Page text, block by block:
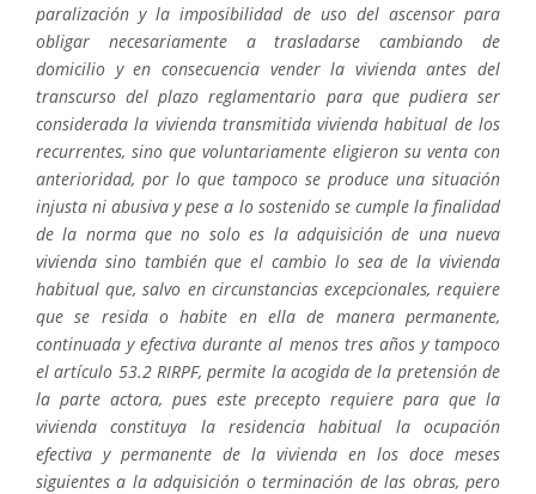
paralización y la imposibilidad de uso del ascensor para
obligar necesariamente a trasladarse cambiando de
domicilio y en consecuencia vender la vivienda antes del
transcurso del plazo reglamentario para que pudiera ser
considerada la vivienda transmitida vivienda habitual de los
recurrentes, sino que voluntariamente eligieron su venta con
anterioridad, por lo que tampoco se produce una situación
injusta ni abusiva y pese a lo sostenido se cumple la finalidad
de la norma que no solo es la adquisición de una nueva
vivienda sino también que el cambio lo sea de la vivienda
habitual que, salvo en circunstancias excepcionales, requiere
que se resida o habite en ella de manera permanente,
continuada y efectiva durante al menos tres años y tampoco
el artículo 53.2 RIRPF, permite la acogida de la pretensión de
la parte actora, pues este precepto requiere para que la
vivienda constituya la residencia habitual la ocupación
efectiva y permanente de la vivienda en los doce meses
siguientes a la adquisición o terminación de las obras, pero